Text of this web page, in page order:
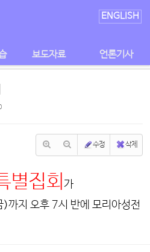
ENGLISH
보도자료 언론기사
수정 삭제
별집회 가
지 오후 7시 반에 모리아성전